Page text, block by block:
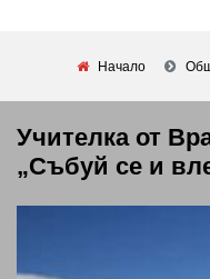
Начало
Учителка от
„Събуй се и